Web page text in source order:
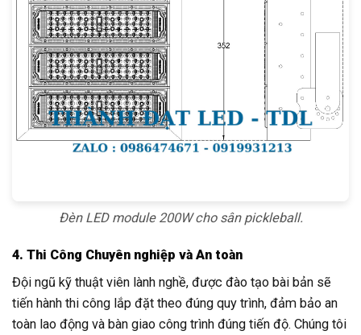
Đèn LED module 200W cho sân pickleball.
4. Thi Công Chuyên nghiệp và An toàn
Đội ngũ kỹ thuật viên lành nghề, được đào tạo bài bản sẽ
tiến hành thi công lắp đặt theo đúng quy trình, đảm bảo an
toàn lao động và bàn giao công trình đúng tiến độ. Chúng tôi